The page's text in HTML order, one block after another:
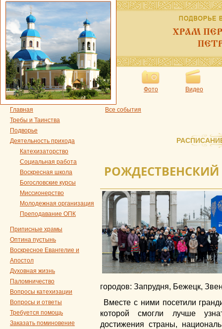
Фото Видео
Главная
Требы и Таинства
Подворье
Деятельность прихода
Катехизаторство
Социальная работа
Воскресная школа
Богословские курсы
Миссионерство
Молодежная организация
Преподавание ОПК
Приписные храмы
Оптина пустынь
Воскресное Евангелие и
Апостол
Духовная жизнь
Паломничество
Вопросы катехизации
Вопросы и ответы
Требуется помощь
Заказать поминовение
Все события
городов: Запрудня, Бежецк,
Вместе с ними посетили
которой смогли лучше
достижения страны,